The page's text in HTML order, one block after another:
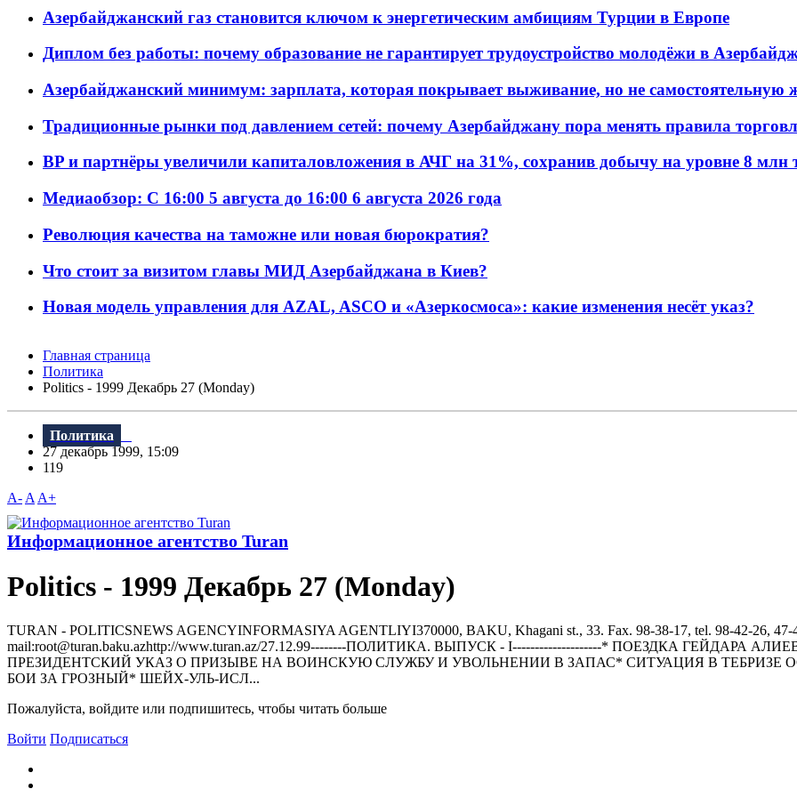
Азербайджанский газ становится ключом к энергетическим амбициям Турции в Европе
Диплом без работы: почему образование не гарантирует трудоустройство молодёжи в
Азербайджанский минимум: зарплата, которая покрывает выживание, но не самостоятельную
Традиционные рынки под давлением сетей: почему Азербайджану пора менять правила
BP и партнёры увеличили капиталовложения в АЧГ на 31%, сохранив добычу на уровне 8 млн
Медиаобзор: С 16:00 5 августа до 16:00 6 августа 2026 года
Революция качества на таможне или новая бюрократия?
Что стоит за визитом главы МИД Азербайджана в Киев?
Новая модель управления для AZAL, ASCO и «Азеркосмоса»: какие изменения несёт указ?
Главная страница
Политика
Politics - 1999 Декабрь 27 (Monday)
Политика
27 декабрь 1999, 15:09
119
A- A A+
Информационное агентство Turan
Politics - 1999 Декабрь 27 (Monday)
TURAN - РOLITICSNEWS AGENCYINFORMASIYA AGENTLIYI370000, BAKU, Khagani st., 33. Fax. 98-38-17, tel. 98-42-26, 47-
mail:root@turan.baku.azhttр://www.turan.az/27.12.99--------ПОЛИТИКА. ВЫПУСК - I--------------------* ПОЕЗДКА
ПРЕЗИДЕHТСКИЙ УКАЗ О ПРИЗЫВЕ HА ВОИHСКУЮ СЛУЖБУ И УВОЛЬHЕHИИ В ЗАПАС* СИТУАЦИЯ В
БОИ ЗА ГРОЗHЫЙ* ШЕЙХ-УЛЬ-ИСЛ...
Пожалуйста, войдите или подпишитесь, чтобы читать больше
Войти Подписаться